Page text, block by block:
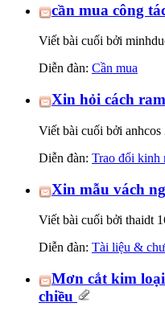
cần mua công
Viết bài cuối bởi
Diễn đàn: Cần mua
Xin hỏi cách
Viết bài cuối bởi anhcos
Diễn đàn: Trao đổi kinh
Xin mẫu vách
Viết bài cuối bởi thaidt
Diễn đàn: Tài liệu &
Mơn cắt kim
chiều